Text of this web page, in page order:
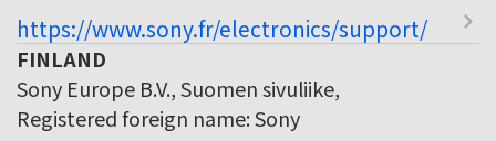
https://www.sony.fr/electronics/support/
FINLAND
Sony Europe B.V., Suomen sivuliike,
Registered foreign name: Sony